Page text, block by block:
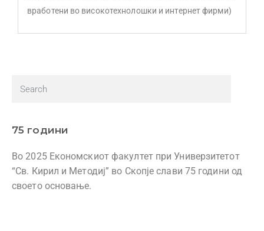
вработени во високотехнолошки и интернет фирми)
75 години
Во 2025 Економскиот факултет при Универзитетот
“Св. Кирил и Методиј” во Скопје слави 75 години од
своето основање.